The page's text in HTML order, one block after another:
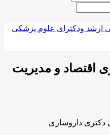
اقتصاد و مدیریت